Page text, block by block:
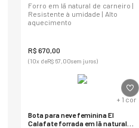
Forro em lã natural de carneiro |
Resistente à umidade | Alto
aquecimento
R$ 670 00
(10x deR$ 67,00sem juros)
+ 1 cor
Bota para neve feminina El
Calafate forrada em lã natural